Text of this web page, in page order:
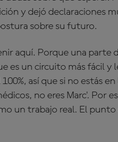
y dejó declaraciones
sobre su futuro.
aquí. Porque una parte
es un circuito más fácil y
así que si no estás
no eres Marc'. Por
un trabajo real. El punto